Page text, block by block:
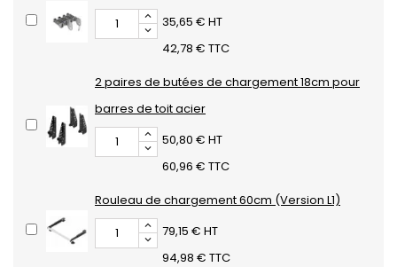
35,65 € HT
42,78 € TTC
2 paires de butées de chargement 18cm pour
barres de toit acier
50,80 € HT
60,96 € TTC
Rouleau de chargement 60cm (Version L1)
79,15 € HT
94,98 € TTC